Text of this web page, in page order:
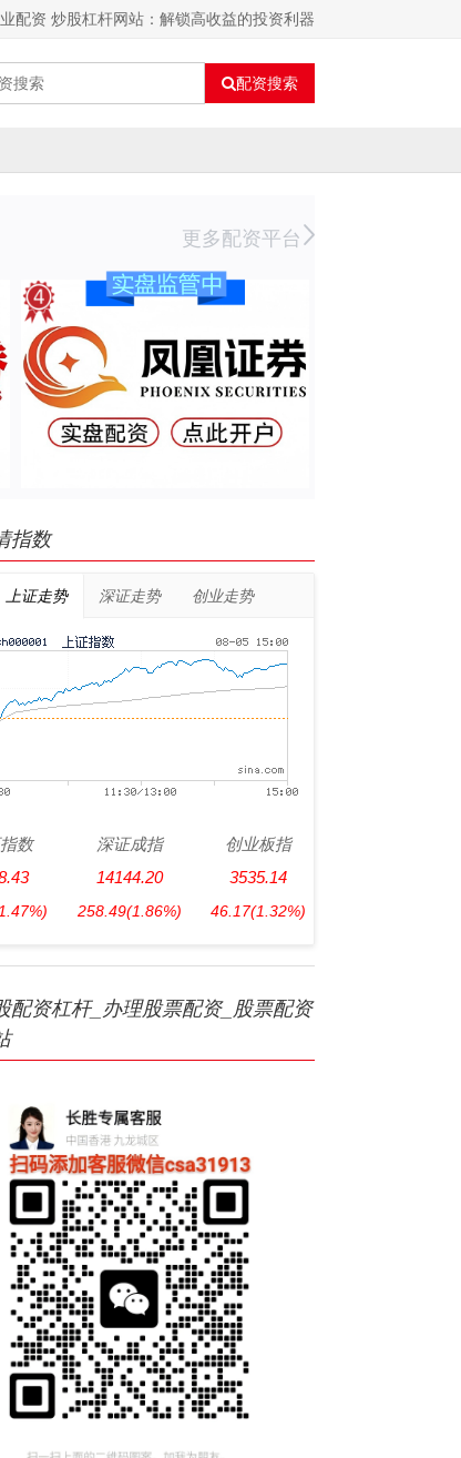
配资 炒股杠杆网站：解锁高收益的投资利器
配资搜索
更多配资平台
指数
上证走势 深证走势 创业走势
指数
深证成指
14144.20
258.49(1.86%)
创业板指
3535.14
46.17(1.32%)
配资杠杆_办理股票配资_股票配资